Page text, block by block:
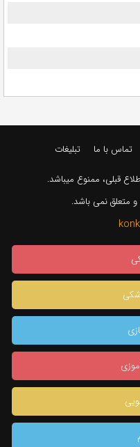
تماس با ما تبلیغات
قبلی، ممنوع میباشد.
متعلق نمی باشد.